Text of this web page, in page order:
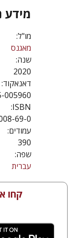
מידע
מו"ל:
מאגנס
שנה:
2020
דאנאקוד:
005960
ISBN:
69-0
עמודים:
390
שפה:
עברית
קחו